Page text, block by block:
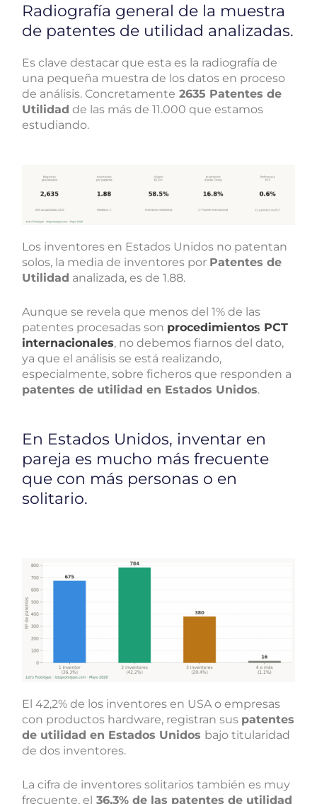
Radiografía general de la muestra
de patentes de utilidad analizadas.
Es clave destacar que esta es la radiografía de
una pequeña muestra de los datos en proceso
de análisis. Concretamente 2635 Patentes de
Utilidad de las más de 11.000 que estamos
estudiando.
Los inventores en Estados Unidos no patentan
solos, la media de inventores por Patentes de
Utilidad analizada, es de 1.88.
Aunque se revela que menos del 1% de las
patentes procesadas son procedimientos PCT
internacionales, no debemos fiarnos del dato,
ya que el análisis se está realizando,
especialmente, sobre ficheros que responden a
patentes de utilidad en Estados Unidos.
En Estados Unidos, inventar en
pareja es mucho más frecuente
que con más personas o en
solitario.
El 42,2% de los inventores en USA o empresas
con productos hardware, registran sus patentes
de utilidad en Estados Unidos bajo titularidad
de dos inventores.
La cifra de inventores solitarios también es muy
frecuente, el 36,3% de las patentes de utilidad